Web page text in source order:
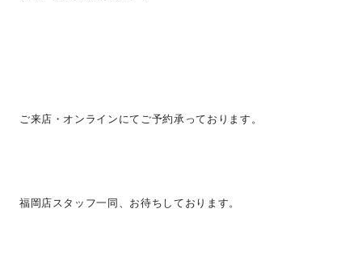
ご来店・オンラインにてご予約承っております。
福岡店スタッフ一同、お待ちしております。